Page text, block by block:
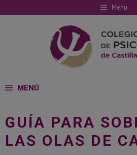
al
Menu
MENÚ
GUÍA PARA
LAS OLAS DE